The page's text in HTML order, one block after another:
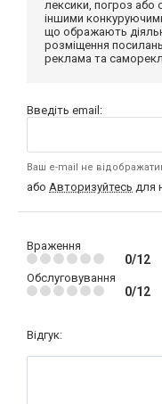
лексики, погроз або
іншими
що ображають
розміщення
реклама та
Введіть email:
Ваш e-mail не
або Авторизуйтесь для
Враження
0/12
Обслуговування
0/12
Відгук: